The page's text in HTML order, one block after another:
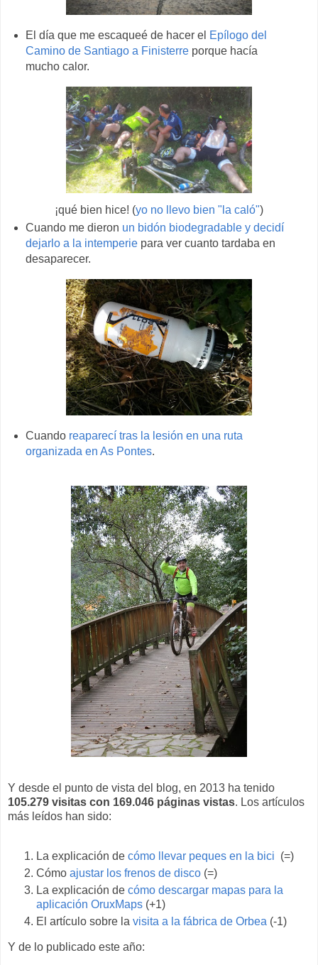
El día que me escaqueé de hacer el Epílogo del
Camino de Santiago a Finisterreporque hacía
mucho calor.
¡qué bien hice! (yo no llevo bien "la caló")
Cuando me dieron un bidón biodegradable y decidí
dejarlo a la intemperiepara ver cuanto tardaba en
desaparecer.
Cuando reaparecí tras la lesión en una ruta
organizada en As Pontes.
Y desde el punto de vista del blog, en 2013 ha tenido
105.279 visitas con 169.046 páginas vistas. Los artículos
más leídos han sido:
La explicación de cómo llevar peques en la bici (=)
Cómo ajustar los frenos de disco (=)
La explicación de cómo descargar mapas para la
aplicación OruxMaps (+1)
El artículo sobre la visita a la fábrica de Orbea (-1)
Y de lo publicado este año: